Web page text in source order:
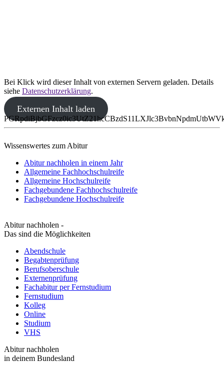
Bei Klick wird dieser Inhalt von externen Servern geladen. Details
siehe Datenschutzerklärung.
Externen Inhalt laden
Wissenswertes zum Abitur
Abitur nachholen in einem Jahr
Allgemeine Fachhochschulreife
Allgemeine Hochschulreife
Fachgebundene Fachhochschulreife
Fachgebundene Hochschulreife
Abitur nachholen -
Das sind die Möglichkeiten
Abendschule
Begabtenprüfung
Berufsoberschule
Externenprüfung
Fachabitur per Fernstudium
Fernstudium
Kolleg
Online
Studium
VHS
Abitur nachholen
in deinem Bundesland